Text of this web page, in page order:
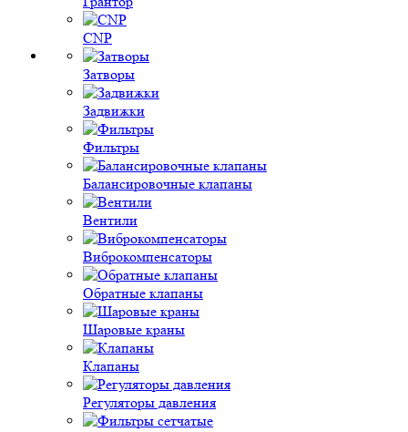
CNP
Затворы
Задвижки
Фильтры
Балансировочные клапаны
Вентили
Виброкомпенсаторы
Обратные клапаны
Шаровые краны
Клапаны
Регуляторы давления